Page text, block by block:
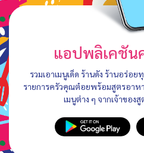
แอปพลิเคชัน
รวมเอาเมนูเด็ด ร้านดัง ร้านอร่อ
รายการครัวคุณต๋อยพร้อมสูตรอาห
เมนูต่าง ๆ จากเจ้าของ